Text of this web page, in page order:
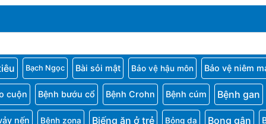
Bạch Ngọc Bài sỏi mật Bảo vệ hậu môn Bảo vệ niêm
cuộn Bệnh bướu cổ Bệnh Crohn Bệnh cúm Bệnh gan
nến Bệnh zona Biếng ăn ở trẻ Bỏng da Bong gân